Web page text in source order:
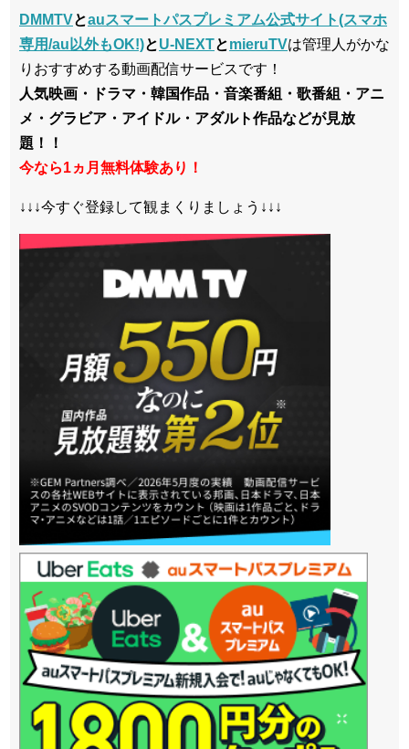
DMMTVとauスマートパスプレミアム公式サイト(スマホ
専用/au以外もOK!)とU-NEXTとmieruTVは管理人がかな
りおすすめする動画配信サービスです！
人気映画・ドラマ・韓国作品・音楽番組・歌番組・アニ
メ・グラビア・アイドル・アダルト作品などが見放
題！！
今なら1ヵ月無料体験あり！
↓↓↓今すぐ登録して観まくりましょう↓↓↓